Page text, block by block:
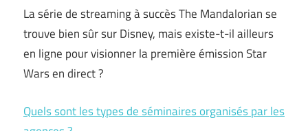
La série de streaming à succès The Mandalorian se
trouve bien sûr sur Disney, mais existe-t-il ailleurs
en ligne pour visionner la première émission Star
Wars en direct ?
Quels sont les types de séminaires organisés par les